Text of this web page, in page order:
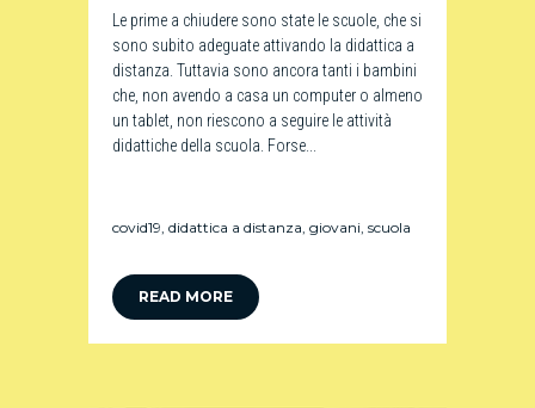
Le prime a chiudere sono state le scuole, che si
sono subito adeguate attivando la didattica a
distanza. Tuttavia sono ancora tanti i bambini
che, non avendo a casa un computer o almeno
un tablet, non riescono a seguire le attività
didattiche della scuola. Forse...
covid19 didattica a distanza giovani scuola
READ MORE